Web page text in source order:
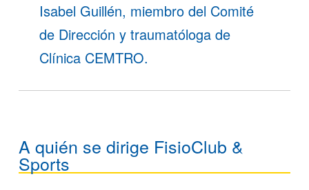
Isabel Guillén, miembro del Comité
de Dirección y traumatóloga de
Clínica CEMTRO.
A quién se dirige FisioClub &
Sports